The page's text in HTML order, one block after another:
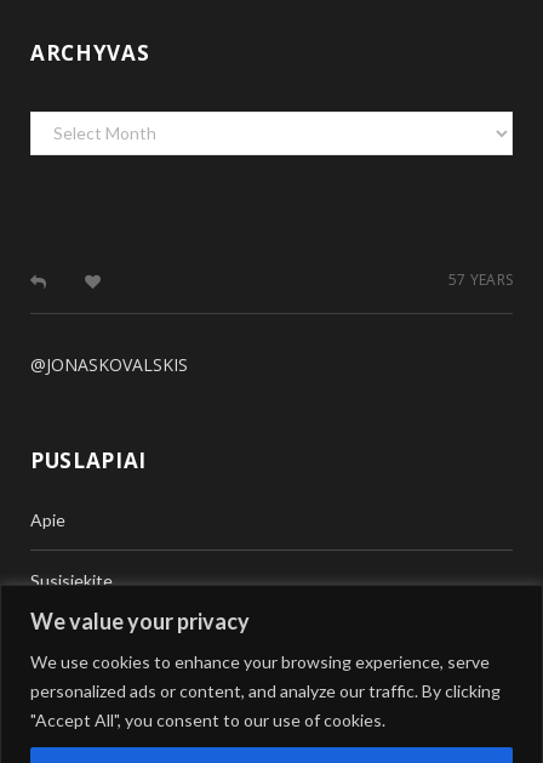
We value your privacy
We use cookies to enhance your browsing experience, serve
personalized ads or content, and analyze our traffic. By clicking
"Accept All", you consent to our use of cookies.
ARCHYVAS
Archyvas
57 YEARS
@JONASKOVALSKIS
PUSLAPIAI
Apie
Susisiekite
Vertimai